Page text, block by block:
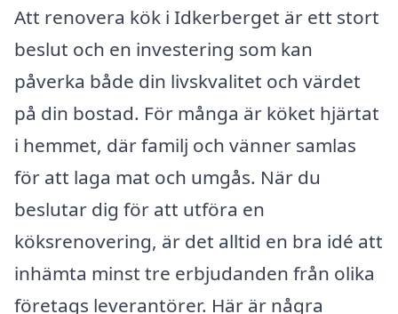
Att renovera kök i Idkerberget är ett stort
beslut och en investering som kan
påverka både din livskvalitet och värdet
på din bostad. För många är köket hjärtat
i hemmet, där familj och vänner samlas
för att laga mat och umgås. När du
beslutar dig för att utföra en
köksrenovering, är det alltid en bra idé att
inhämta minst tre erbjudanden från olika
företags leverantörer. Här är några